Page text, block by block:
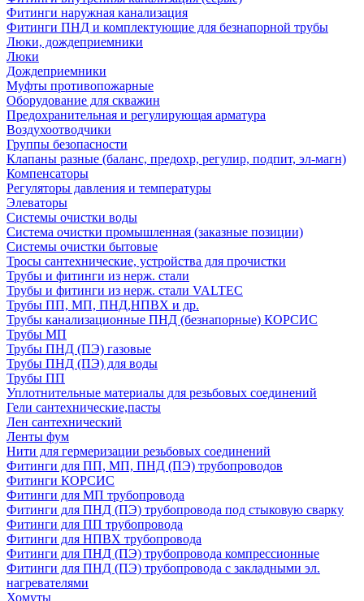
Фитинги наружная канализация
Фитинги ПНД и комплектующие для безнапорной трубы
Люки, дождеприемники
Люки
Дождеприемники
Муфты противопожарные
Оборудование для скважин
Предохранительная и регулирующая арматура
Воздухоотводчики
Группы безопасности
Клапаны разные (баланс, предохр, регулир, подпит, эл-магн)
Компенсаторы
Регуляторы давления и температуры
Элеваторы
Системы очистки воды
Система очистки промышленная (заказные позиции)
Системы очистки бытовые
Тросы сантехнические, устройства для прочистки
Трубы и фитинги из нерж. стали
Трубы и фитинги из нерж. стали VALTEC
Трубы ПП, МП, ПНД,НПВХ и др.
Трубы канализационные ПНД (безнапорные) КОРСИС
Трубы МП
Трубы ПНД (ПЭ) газовые
Трубы ПНД (ПЭ) для воды
Трубы ПП
Уплотнительные материалы для резьбовых соединений
Гели сантехнические,пасты
Лен сантехнический
Ленты фум
Нити для гермеризации резьбовых соединений
Фитинги для ПП, МП, ПНД (ПЭ) трубопроводов
Фитинги КОРСИС
Фитинги для МП трубопровода
Фитинги для ПНД (ПЭ) трубопровода под стыковую сварку
Фитинги для ПП трубопровода
Фитинги для НПВХ трубопровода
Фитинги для ПНД (ПЭ) трубопровода компрессионные
Фитинги для ПНД (ПЭ) трубопровода с закладными эл.
нагревателями
Хомуты